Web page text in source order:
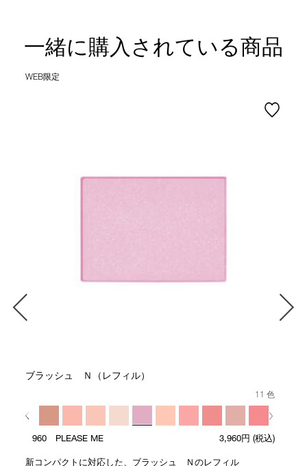
一緒に購入されている商品
WEB限定
ブラッシュ Ｎ（レフィル）
11 色
960 PLEASE ME 3,960円 (税込)
新コンパクトに対応した、ブラッシュ Ｎのレフィル